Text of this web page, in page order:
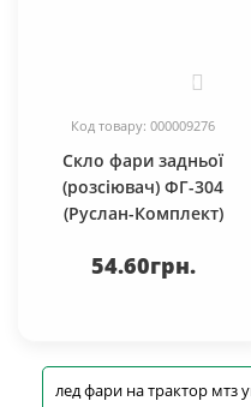
Код товару: 000009276
Скло фари задньої
(розсіювач) ФГ-304
(Руслан-Комплект)
54.60грн.
лед фари на трактор мтз